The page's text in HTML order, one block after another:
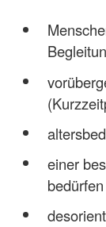
einer
bedürfen